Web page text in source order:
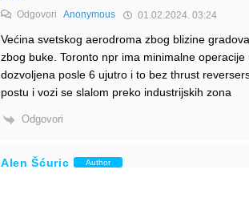
Odgovori Anonymous 01.02.2024. 03:24
Većina svetskog aerodroma zbog blizine
zbog buke. Toronto npr ima minimalne
dozvoljena posle 6 ujutro i to bez thrust
postu i vozi se slalom preko industrijskih zona
Odgovori
Alen Šćuric Author